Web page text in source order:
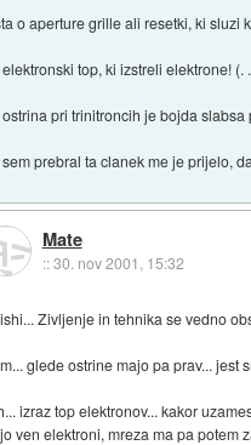
o aperture grille ali resetki, ki sluzi
elektronski top, ki izstreli elektrone!
ostrina pri trinitroncih je bojda slabsa
sem prebral ta clanek me je prijelo,
Mate
::30. nov 2001, 15:32
Zivljenje in tehnika se vedno
glede ostrine majo pa prav... jest
izraz top elektronov... kakor
ven elektroni, mreza ma pa potem